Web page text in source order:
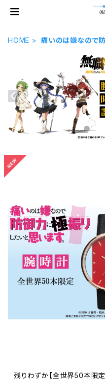
HOME 痛いのは嫌なので
残りわずか【全世界50本限